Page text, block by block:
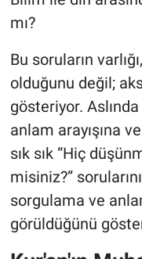
mı?
Bu soruların
olduğunu değil;
gösteriyor.
anlam arayışına
sık sık “Hiç
misiniz?”
sorgulama ve
görüldüğünü